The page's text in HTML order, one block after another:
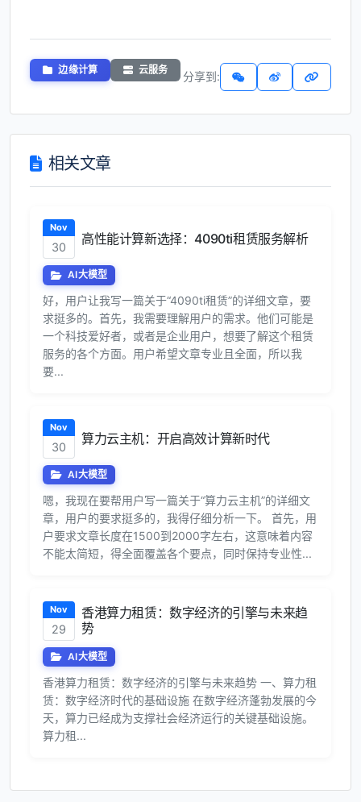
边缘计算 云服务 分享到:
相关文章
Nov
30
高性能计算新选择：4090ti租赁服务解析
AI大模型
好，用户让我写一篇关于“4090ti租赁”的详细文章，要
求挺多的。首先，我需要理解用户的需求。他们可能是
一个科技爱好者，或者是企业用户，想要了解这个租赁
服务的各个方面。用户希望文章专业且全面，所以我
要...
Nov
30
算力云主机：开启高效计算新时代
AI大模型
嗯，我现在要帮用户写一篇关于“算力云主机”的详细文
章，用户的要求挺多的，我得仔细分析一下。 首先，用
户要求文章长度在1500到2000字左右，这意味着内容
不能太简短，得全面覆盖各个要点，同时保持专业性...
Nov
29
香港算力租赁：数字经济的引擎与未来趋
势
AI大模型
香港算力租赁：数字经济的引擎与未来趋势 一、算力租
赁：数字经济时代的基础设施 在数字经济蓬勃发展的今
天，算力已经成为支撑社会经济运行的关键基础设施。
算力租...